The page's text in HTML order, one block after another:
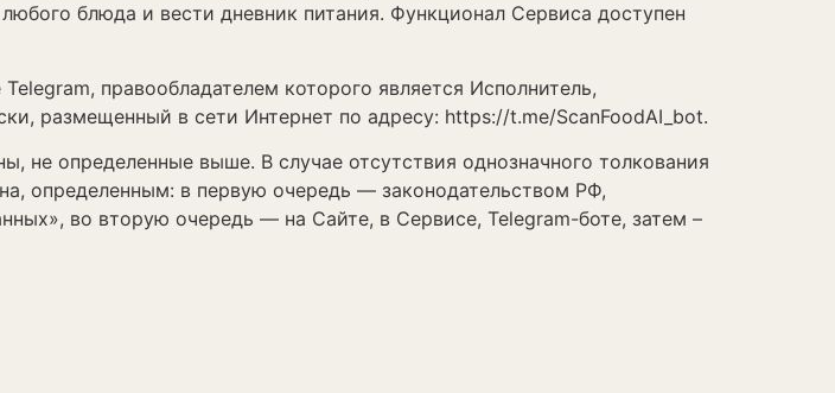
блюда и вести дневник питания. Функционал Сервиса доступен
правообладателем которого является Исполнитель,
размещенный в сети Интернет по адресу: https://t.me/ScanFoodAI_bot.
выше. В случае отсутствия однозначного толкования
определенным: в первую очередь — законодательством РФ,
во вторую очередь — на Сайте, в Сервисе, Telegram-боте, затем –